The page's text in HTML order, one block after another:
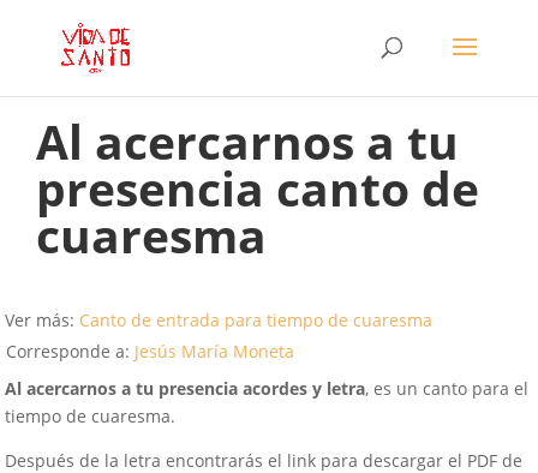
Al acercarnos a tu
presencia canto de
cuaresma
Ver más: Canto de entrada para tiempo de cuaresma
Corresponde a: Jesús María Moneta
Al acercarnos a tu presencia acordes y letra, es un canto para el
tiempo de cuaresma.
Después de la letra encontrarás el link para descargar el PDF de